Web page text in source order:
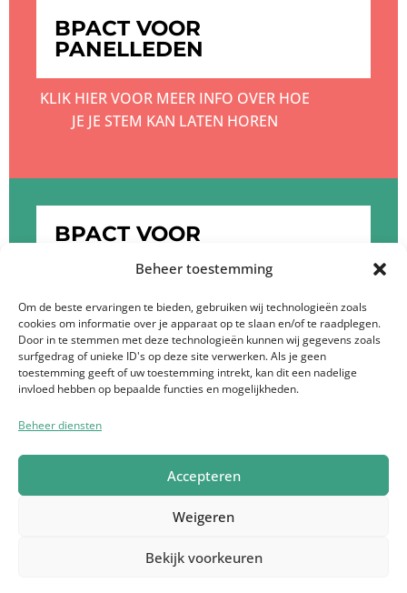
Beheer toestemming
Om de beste ervaringen te bieden, gebruiken wij technologieën zoals
cookies om informatie over je apparaat op te slaan en/of te raadplegen.
Door in te stemmen met deze technologieën kunnen wij gegevens zoals
surfgedrag of unieke ID's op deze site verwerken. Als je geen
toestemming geeft of uw toestemming intrekt, kan dit een nadelige
invloed hebben op bepaalde functies en mogelijkheden.
Beheer diensten
Accepteren
Weigeren
Bekijk voorkeuren
BPACT VOOR
PANELLEDEN
KLIK HIER VOOR MEER INFO OVER HOE
JE JE STEM KAN LATEN HOREN
BPACT VOOR
KLIK HIER OM MEER TE WETEN OVER DE
DIENSTEN VAN BPACT
Privacyverklaring Bpact Ik doe mee
© 2026 Bpact | BE 0719 435 637 | Maatschappelijke zetel -